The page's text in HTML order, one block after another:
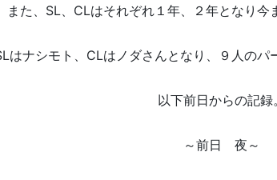
また、 SL、CLはそれぞれ１年、２年となり今
はナシモト、CLはノダさんとなり、９人のパ
以下前日からの記録。
～前日 夜～